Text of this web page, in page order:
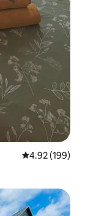
평점 4.92점(5
4.92 (199)